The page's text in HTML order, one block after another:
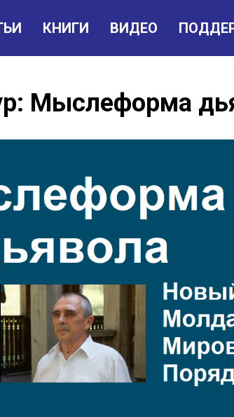
КНИГИ ВИДЕО
Мыслеформа